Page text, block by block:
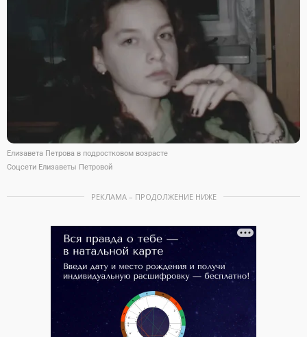
Елизавета Петрова в подростковом возрасте
Соцсети Елизаветы Петровой
РЕКЛАМА – ПРОДОЛЖЕНИЕ НИЖЕ